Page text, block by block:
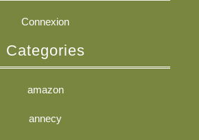
Connexion
Categories
amazon
annecy